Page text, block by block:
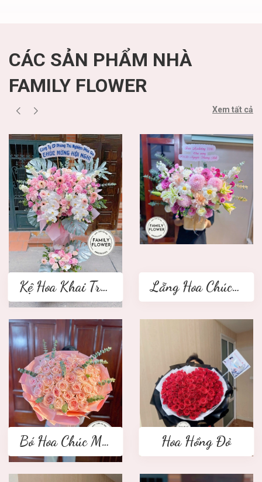
CÁC SẢN PHẨM NHÀ
FAMILY FLOWER
Xem tất cả
Kệ Hoa Khai Trương 2 tầng Lẵng Hoa Chúc Mừng
Bó Hoa Chúc Mừng Hoa Hồng Đỏ